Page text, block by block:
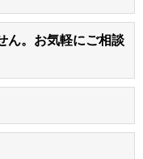
ん。お気軽にご相談